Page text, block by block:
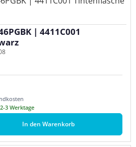
| 4411C001
3 Werktage
In den Warenkorb